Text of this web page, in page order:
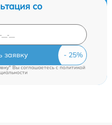
со
заявку
Вы соглашаетесь c политикой